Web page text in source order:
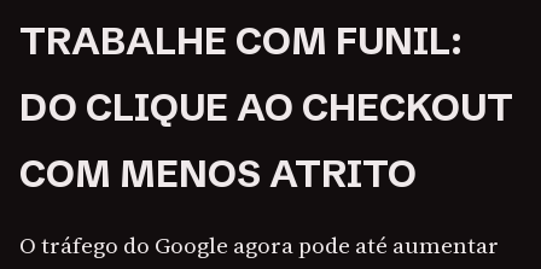
TRABALHE COM FUNIL:
DO CLIQUE AO CHECKOUT
COM MENOS ATRITO
O tráfego do Google agora pode até aumentar